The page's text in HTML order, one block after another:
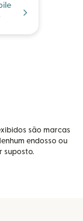
são marcas
endosso ou
suposto.